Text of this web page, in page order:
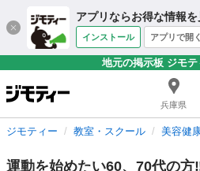
アプリならお得な情報を
インストール アプリで開く
地元の掲示板 ジモ
兵庫県
ジモティー 教室・スクール 美容健
運動を始めたい60、70代の方